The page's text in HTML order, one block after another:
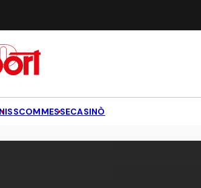
SCOMMESSECASINÒ